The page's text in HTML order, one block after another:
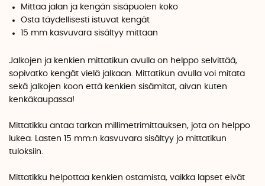
Mittaa jalan ja kengän sisäpuolen koko
Osta täydellisesti istuvat kengät
15 mm kasvuvara sisältyy mittaan
Jalkojen ja kenkien mittatikun avulla on helppo selvittää,
sopivatko kengät vielä jalkaan. Mittatikun avulla voi mitata
sekä jalkojen koon että kenkien sisämitat, aivan kuten
kenkäkaupassa!
Mittatikku antaa tarkan millimetrimittauksen, jota on helppo
lukea. Lasten 15 mm:n kasvuvara sisältyy jo mittatikun
tuloksiin.
Mittatikku helpottaa kenkien ostamista, vaikka lapset eivät